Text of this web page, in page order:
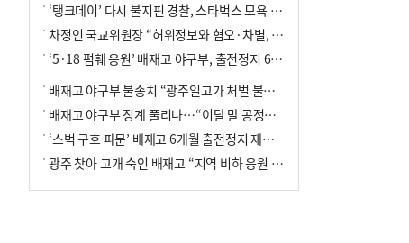
‘탱크데이’ 다시 불지핀 경찰, 스타벅스 모욕 혐의 압수수색
차정인 국교위원장 “허위정보와 혐오·차별, 학교 교실까지 유입"
‘5·18 폄훼 응원’ 배재고 야구부, 출전정지 6개월→1개월 감경
배재고 야구부 불송치 “광주일고가 처벌 불원 의사 표해”
배재고 야구부 징계 풀리나…“이달 말 공정위서 재심의”
‘스벅 구호 파문’ 배재고 6개월 출전정지 재심 신청키로
광주 찾아 고개 숙인 배재고 “지역 비하 응원 잘못”(종합)